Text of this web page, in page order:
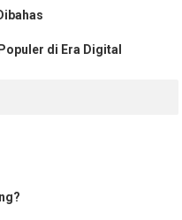
di Era Digital